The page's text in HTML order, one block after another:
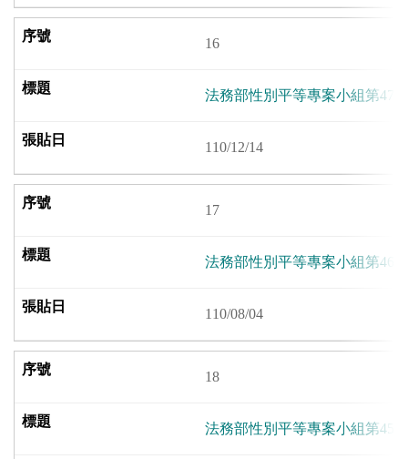
16
法務部性別平等專案小組第47
110/12/14
17
法務部性別平等專案小組第46
110/08/04
18
法務部性別平等專案小組第45